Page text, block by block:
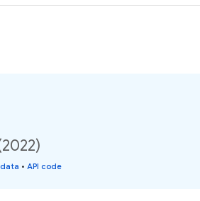
• API code